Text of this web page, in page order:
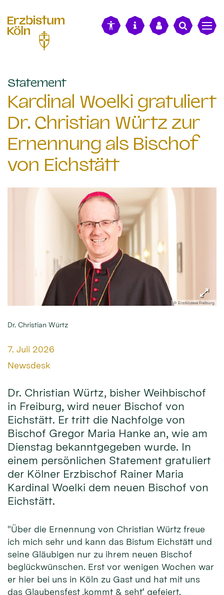
Statement:
Kardinal Woelki gratuliert
Dr. Christian Würtz zur
Ernennung als Bischof
von Eichstätt
© Erzdiözese Freiburg
Dr. Christian Würtz
Datum:
7. Juli 2026
Von:
Newsdesk
Dr. Christian Würtz, bisher Weihbischof
in Freiburg, wird neuer Bischof von
Eichstätt. Er tritt die Nachfolge von
Bischof Gregor Maria Hanke an, wie am
Dienstag bekanntgegeben wurde. In
einem persönlichen Statement gratuliert
der Kölner Erzbischof Rainer Maria
Kardinal Woelki dem neuen Bischof von
Eichstätt.
"Über die Ernennung von Christian Würtz freue
ich mich sehr und kann das Bistum Eichstätt und
seine Gläubigen nur zu ihrem neuen Bischof
beglückwünschen. Erst vor wenigen Wochen war
er hier bei uns in Köln zu Gast und hat mit uns
das Glaubensfest ‚kommt & seht‘ gefeiert.